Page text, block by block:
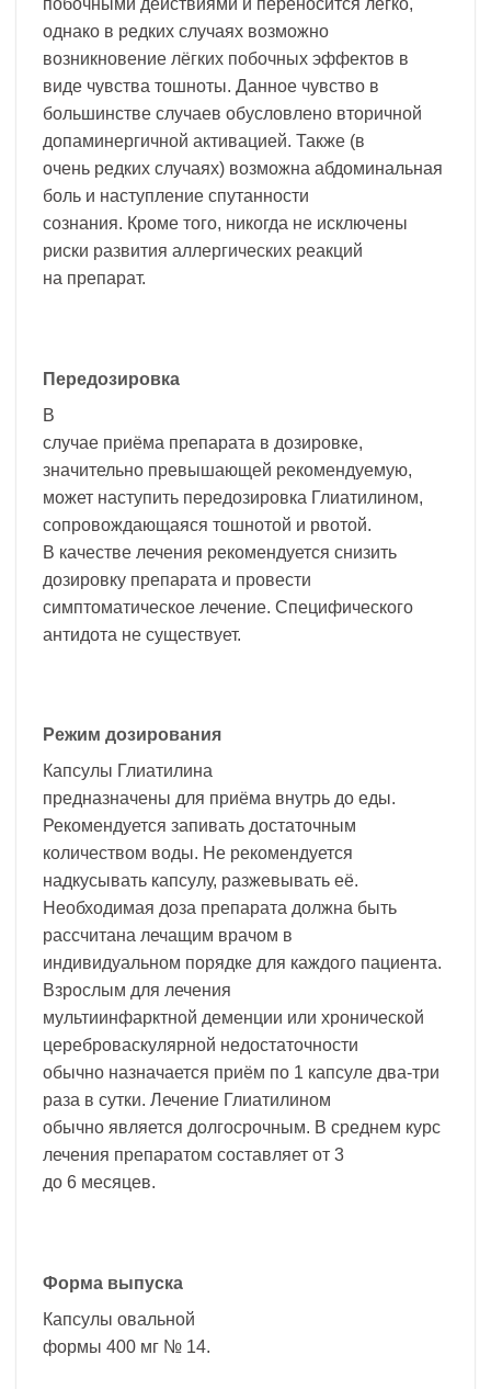
побочными действиями и переносится легко,
однако в редких случаях возможно
возникновение лёгких побочных эффектов в
виде чувства тошноты. Данное чувство в
большинстве случаев обусловлено вторичной
допаминергичной активацией. Также (в
очень редких случаях) возможна абдоминальная
боль и наступление спутанности
сознания. Кроме того, никогда не исключены
риски развития аллергических реакций
на препарат.
Передозировка
В
случае приёма препарата в дозировке,
значительно превышающей рекомендуемую,
может наступить передозировка Глиатилином,
сопровождающаяся тошнотой и рвотой.
В качестве лечения рекомендуется снизить
дозировку препарата и провести
симптоматическое лечение. Специфического
антидота не существует.
Режим дозирования
Капсулы Глиатилина
предназначены для приёма внутрь до еды.
Рекомендуется запивать достаточным
количеством воды. Не рекомендуется
надкусывать капсулу, разжевывать её.
Необходимая доза препарата должна быть
рассчитана лечащим врачом в
индивидуальном порядке для каждого пациента.
Взрослым для лечения
мультиинфарктной деменции или хронической
цереброваскулярной недостаточности
обычно назначается приём по 1 капсуле два-три
раза в сутки. Лечение Глиатилином
обычно является долгосрочным. В среднем курс
лечения препаратом составляет от 3
до 6 месяцев.
Форма выпуска
Капсулы овальной
формы 400 мг № 14.